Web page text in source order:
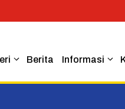
Berita Informasi